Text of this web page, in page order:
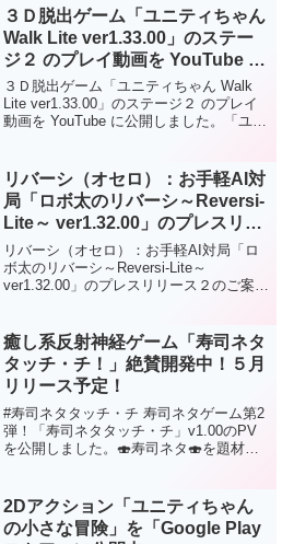
さいね😉君は「ロボ太」、「シンシア」
に勝てるかな？⚔Playストア
⚔https://play.google.com/store/apps/deta
ils?id=com.HatanaKikaku.ReversiLite
３Ｄ脱出ゲーム「ユニティちゃん
Walk Lite ver1.33.00」のステー
ジ２ のプレイ動画を YouTube に
公開について
３Ｄ脱出ゲーム「ユニティちゃん Walk
Lite ver1.33.00」のステージ２ のプレイ
動画を YouTube に公開しました。「ユニ
このゲームはダウンロードなしでＰＣの
ブラウザで遊べます。もちろんフリーソ
フトです。
リバーシ（オセロ）：お手軽AI対
局「ロボ太のリバーシ～Reversi-
Lite～ ver1.32.00」のプレスリリ
ース２のご案内
リバーシ（オセロ）：お手軽AI対局「ロ
ボ太のリバーシ～Reversi-Lite～
ver1.32.00」のプレスリリース２のご案内
す！ロボ太エフェクト、ロボ太ツィート
がおもしろい！など他のリバーシにはな
い要素あり！通勤・通学中にサクッと短
時間で遊べますので 是非是非、お試しく
ださい。対戦はAIのみで強さは初級～中
級程度。今後も改良を加えてAIの強さを
強化！上級者でも満足できるようレベル
調整をしようと思っています。Android版
ウンロードしてから遊ぶことができま
す。Web版の場合はダウンロードなしで
ＰＣのブラウザで遊ぶことができます。
癒し系反射神経ゲーム「寿司ネタ
タッチ・チ！」絶賛開発中！５月
リリース予定！
#寿司ネタタッチ・チ 寿司ネタゲーム第2
弾！「寿司ネタタッチ・チ」v1.00のPV
を公開しました。🍣寿司ネタ🍣を題材に
きみは神出鬼没に出没する「寿司ネタ」
をすべてタップすることができるかな？
https://youtu.be/RBLyyzVool8
2Dアクション「ユニティちゃん
の小さな冒険」を「Google Play